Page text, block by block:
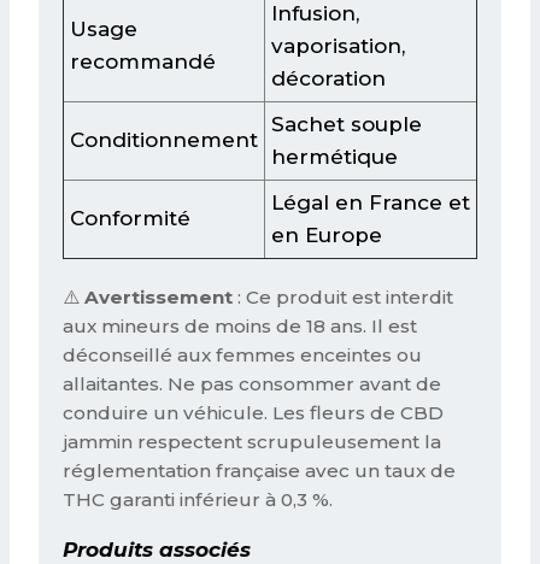
Usage
recommandé
Infusion,
vaporisation,
décoration
Conditionnement
Sachet souple
hermétique
Conformité
Légal en France et
en Europe
⚠️ Avertissement : Ce produit est interdit
aux mineurs de moins de 18 ans. Il est
déconseillé aux femmes enceintes ou
allaitantes. Ne pas consommer avant de
conduire un véhicule. Les fleurs de CBD
jammin respectent scrupuleusement la
réglementation française avec un taux de
THC garanti inférieur à 0,3 %.
Produits associés